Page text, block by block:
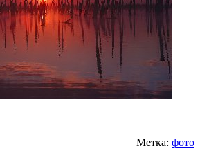
Метка: фото